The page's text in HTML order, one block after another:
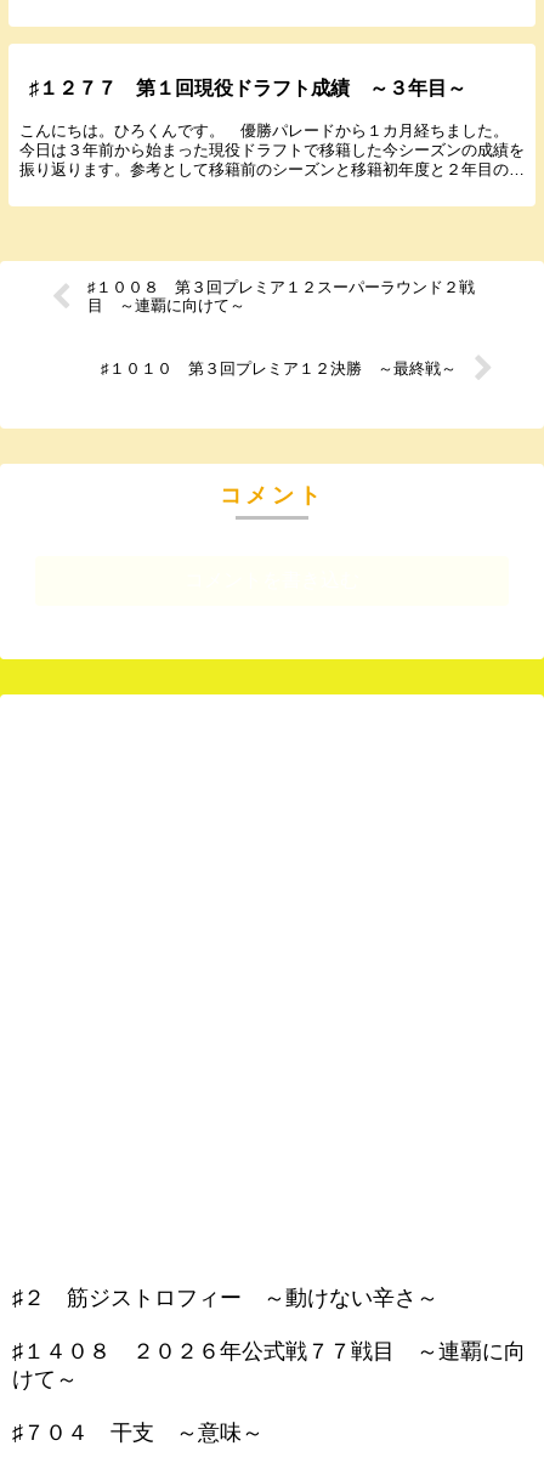
♯１２７７ 第１回現役ドラフト成績 ～３年目～
こんにちは。ひろくんです。 優勝パレードから１カ月経ちました。
今日は３年前から始まった現役ドラフトで移籍した今シーズンの成績を
振り返ります。参考として移籍前のシーズンと移籍初年度と２年目の成
♯１００８ 第３回プレミア１２スーパーラウンド２戦
目 ～連覇に向けて～
♯１０１０ 第３回プレミア１２決勝 ～最終戦～
コメント
♯２ 筋ジストロフィー ～動けない辛さ～
♯１４０８ ２０２６年公式戦７７戦目 ～連覇に向
けて～
♯７０４ 干支 ～意味～